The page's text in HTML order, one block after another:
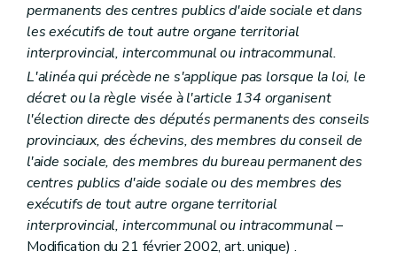
Titre VII DISPOSITIONS GENERALES
Art. 187
Art. 188
Art. 189
Art. 190
Art. 191
Art. 192
Art. 193
Art. 194
Titre VIII DE LA REVISION DE LA CONSTITUTION
Art. 195
Art. 196
Art. 197
Art. 198
Titre IX ENTREE EN VIGUEUR ET DISPOSITIONS TRANSITOIRES
permanents des centres publics d'aide sociale et dans
les exécutifs de tout autre organe territorial
interprovincial, intercommunal ou intracommunal.
L'alinéa qui précède ne s'applique pas lorsque la loi, le
décret ou la règle visée à l'article 134 organisent
l'élection directe des députés permanents des conseils
provinciaux, des échevins, des membres du conseil de
l'aide sociale, des membres du bureau permanent des
centres publics d'aide sociale ou des membres des
exécutifs de tout autre organe territorial
interprovincial, intercommunal ou intracommunal–
Modification du 21 février 2002, art. unique) .